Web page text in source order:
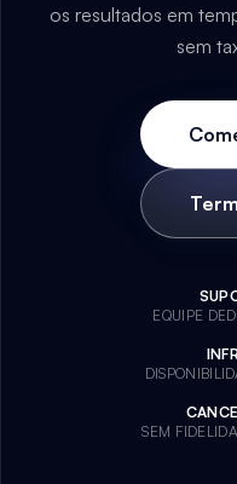
os resultados em
sem
EQUIPE
SEM